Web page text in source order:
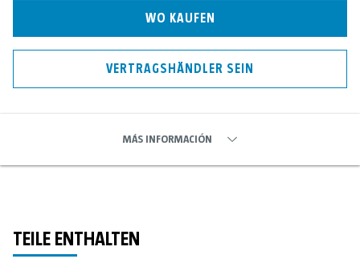
WO KAUFEN
VERTRAGSHÄNDLER SEIN
MÁS INFORMACIÓN
TEILE ENTHALTEN